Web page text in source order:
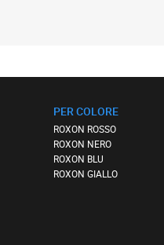
PER COLORE
ROXON ROSSO
ROXON NERO
ROXON BLU
ROXON GIALLO